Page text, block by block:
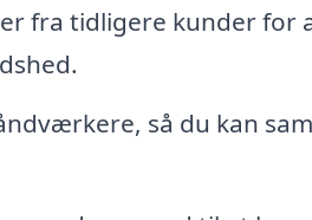
fra tidligere kunder for
så du kan